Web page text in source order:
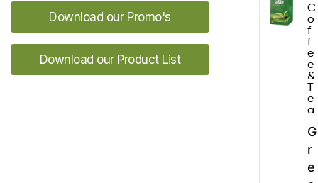
Download our Promo's
Download our Product List
C
o
f
f
e
e
&
T
e
a
G
r
e